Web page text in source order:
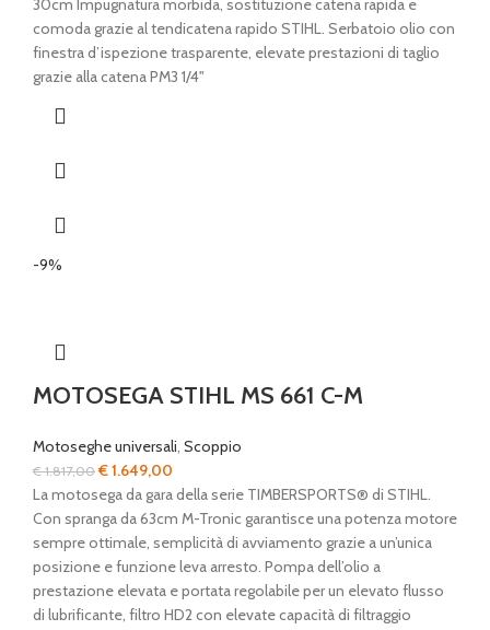
30cm Impugnatura morbida, sostituzione catena rapida e
comoda grazie al tendicatena rapido STIHL. Serbatoio olio con
finestra d’ispezione trasparente, elevate prestazioni di taglio
grazie alla catena PM3 1/4"
-9%
MOTOSEGA STIHL MS 661 C-M
Motoseghe universali, Scoppio
€1.817,00Il
prezzo
originale
era:
€ 1.817,00.
€1.649,00
prezzo
attuale
è:
€ 1.649,00.
La motosega da gara della serie TIMBERSPORTS® di STIHL.
Con spranga da 63cm M-Tronic garantisce una potenza motore
sempre ottimale, semplicità di avviamento grazie a un’unica
posizione e funzione leva arresto. Pompa dell’olio a
prestazione elevata e portata regolabile per un elevato flusso
di lubrificante, filtro HD2 con elevate capacità di filtraggio